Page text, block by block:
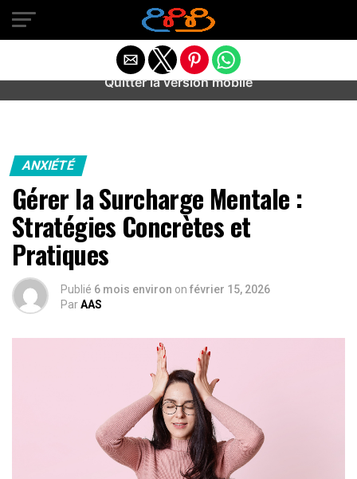
Warning
: preg_match(): Unknown modifier '/' in
/home/u589487443/domains/aideanxietestress.fr/
content/plugins/idev-post-views/includes/class-bots.php
ANXIÉTÉ
Gérer la Surcharge Mentale :
Stratégies Concrètes et
Pratiques
Publié 6 mois environ on février 15, 2026
ParAAS
Quitter la version mobile